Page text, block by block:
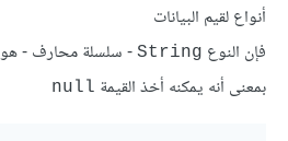
أنواع لقيم البيانات
فإن النوع String - سلسلة محارف -
بمعنى أنه يمكنه أخذ القيمة null